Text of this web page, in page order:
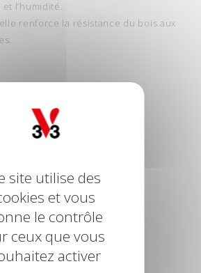
l’humidité.
renforce la résistance du bois aux
: 3H
: 24H
AU WHITE SPIRIT
site utilise des
et vous
le contrôle
ceux que vous
activer